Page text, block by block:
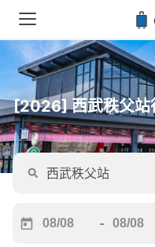
[2026] 西武秩父站
-